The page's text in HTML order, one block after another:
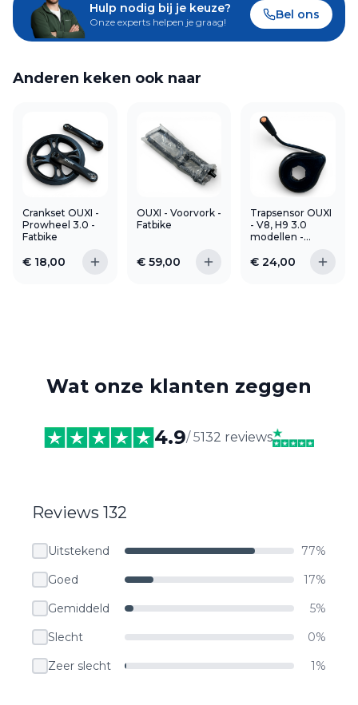
Hulp nodig bij je keuze?
Onze experts helpen je graag!
Bel ons
Anderen keken ook naar
Crankset OUXI -
Prowheel 3.0 -
Fatbike
€ 18,00
OUXI - Voorvork -
Fatbike
€ 59,00
Trapsensor OUXI
- V8, H9 3.0
modellen -
€24,00
Wat onze klanten zeggen
4.9/ 5132 reviews
Reviews 132
Uitstekend
77%
Goed
17%
Gemiddeld
5%
Slecht
0%
Zeer slecht
1%